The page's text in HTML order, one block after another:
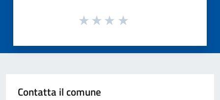
Contatta il comune